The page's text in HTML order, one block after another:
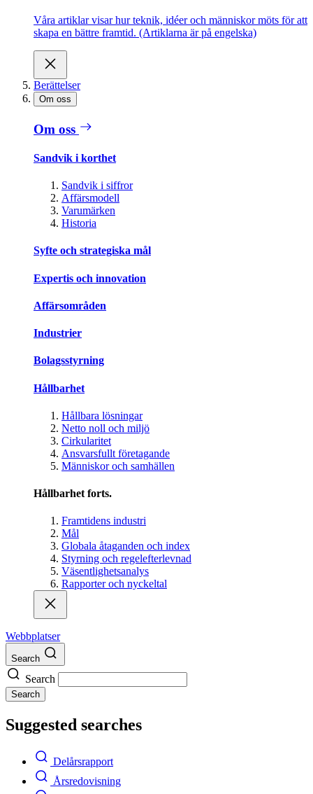
Våra artiklar visar hur teknik, idéer och människor möts för att
skapa en bättre framtid. (Artiklarna är på engelska)
Berättelser
Om oss
Om oss
Sandvik i korthet
Sandvik i siffror
Affärsmodell
Varumärken
Historia
Syfte och strategiska mål
Expertis och innovation
Affärsområden
Industrier
Bolagsstyrning
Hållbarhet
Hållbara lösningar
Netto noll och miljö
Cirkularitet
Ansvarsfullt företagande
Människor och samhällen
Hållbarhet forts.
Framtidens industri
Mål
Globala åtaganden och index
Styrning och regelefterlevnad
Väsentlighetsanalys
Rapporter och nyckeltal
Webbplatser
Search
Search
Search
Suggested searches
Delårsrapport
Årsredovisning